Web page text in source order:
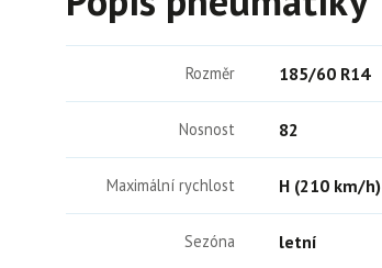
Rozměr 185/60 R14
Nosnost 82
Maximální rychlost H (210 km/h)
Sezóna letní